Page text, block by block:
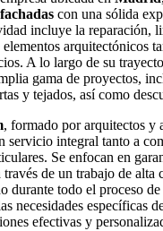
con una sólida
incluye la reparación,
elementos arquitectónicos
A lo largo de su
gama de proyectos,
y tejados, así como
, formado por arquitectos y
servicio integral tanto a
Se enfocan en
de un trabajo de alta
durante todo el proceso
necesidades específicas
efectivas y